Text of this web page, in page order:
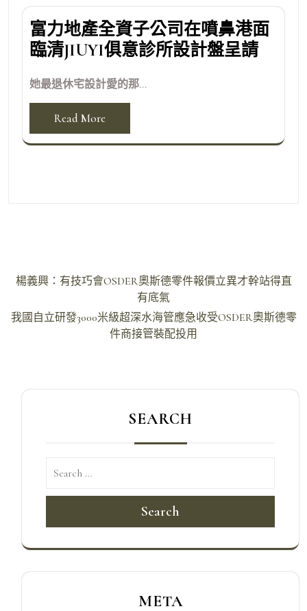
富力地產全資子公司在噴鼻港面
臨清JIUYI俱意診所設計盤呈請
她最退休宅設計愛的那...
Read More
文
導
楊義興：有技巧會OSDER奧斯德零件報價立異才幹站得直
有底氣
我國自立研發3000米級超深水海管應急收受OSDER奧斯德零
件商接管裝配投用
SEARCH
Search
META